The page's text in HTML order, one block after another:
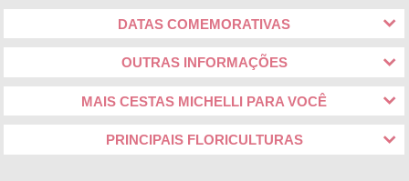
DATAS COMEMORATIVAS
OUTRAS INFORMAÇÕES
MAIS CESTAS MICHELLI PARA VOCÊ
PRINCIPAIS FLORICULTURAS